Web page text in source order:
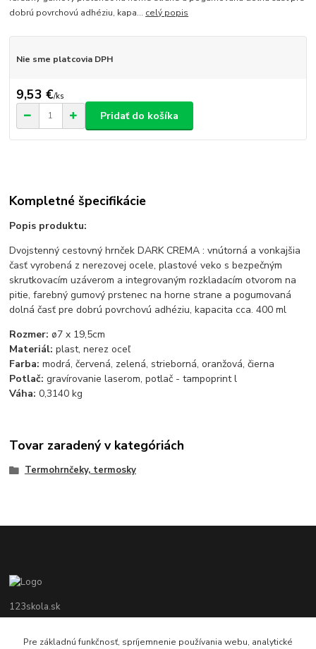
dobrú povrchovú adhéziu, kapa... celý popis
Nie sme platcovia DPH
9,53 €/ks
Pridať do košíka
Kompletné špecifikácie
Popis produktu:
Dvojstenný cestovný hrnček DARK CREMA : vnútorná a vonkajšia
časť vyrobená z nerezovej ocele, plastové veko s bezpečným
skrutkovacím uzáverom a integrovaným rozkladacím otvorom na
pitie, farebný gumový prstenec na horne strane a pogumovaná
dolná časť pre dobrú povrchovú adhéziu, kapacita cca. 400 ml
Rozmer: ø7 x 19,5cm
Materiál: plast, nerez oceľ
Farba: modrá, červená, zelená, strieborná, oranžová, čierna
Potlač: gravírovanie laserom, potlač - tampoprint l
Váha: 0,3140 kg
Tovar zaradený v kategóriách
Termohrnčeky, termosky
123skola.sk
0905 990 696
Pre základnú funkčnosť, spríjemnenie používania webu, analytické